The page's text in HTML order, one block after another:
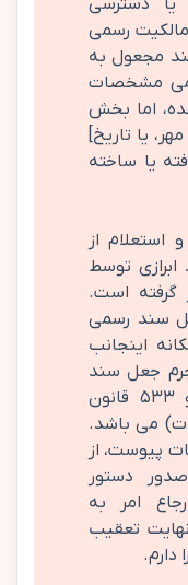
یا دسترسی
رسمی
مجعول به
مشخصات
اما بخش
یا تاریخ]
یا ساخته
استعلام از
ابرازی توسط
گرفته است.
سند رسمی
اینجانب
جعل سند
رسمی، موضوع مواد ۵۳۲ و ۵۳۳ قانون
می باشد.
پیوست، از
دستور
امر به
تعقیب
دارم.